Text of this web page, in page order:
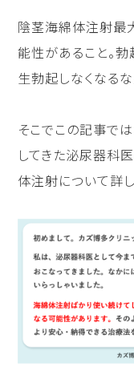
陰茎海綿体注射最
能性があること。
生勃起しなくなる
そこでこの記事で
してきた泌尿器科
体注射について詳